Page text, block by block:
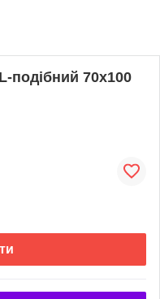
подібний 70х100